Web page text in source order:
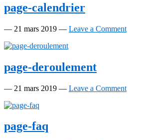
page-calendrier
— 21 mars 2019 — Leave a Comment
page-deroulement
— 21 mars 2019 — Leave a Comment
page-faq